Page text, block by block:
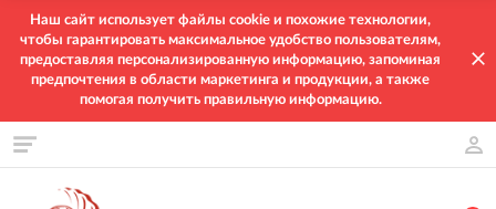
Наш сайт использует файлы cookie и похожие технологии,
чтобы гарантировать максимальное удобство пользователям,
предоставляя персонализированную информацию, запоминая
предпочтения в области маркетинга и продукции, а также
помогая получить правильную информацию.